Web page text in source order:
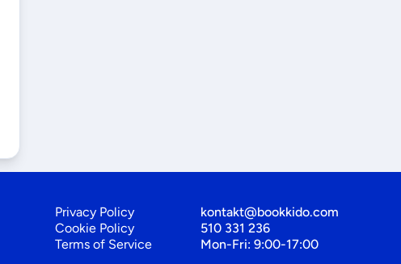
Privacy Policy
Cookie Policy
Terms of Service
kontakt@bookkido.com
510 331 236
Mon-Fri: 9:00-17:00